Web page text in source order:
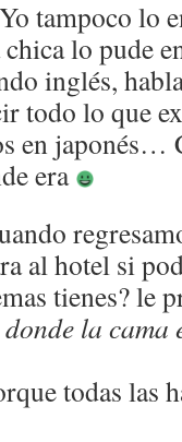
tampoco lo
lo pude
inglés,
todo lo que
en japonés…
era
al hotel si
tienes? le
la cama
todas las